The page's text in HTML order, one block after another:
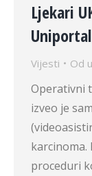
Ljekari
Vijesti Od
Operativni
izveo je
karcinoma.
proceduri